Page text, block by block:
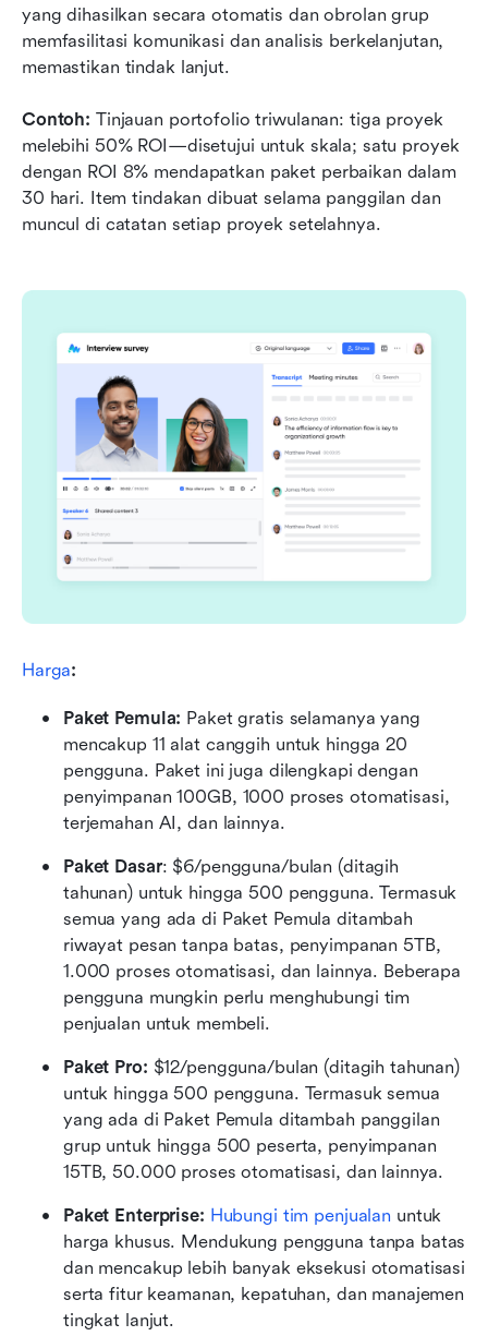
yang dihasilkan secara otomatis dan obrolan grup
memfasilitasi komunikasi dan analisis berkelanjutan,
memastikan tindak lanjut.
Contoh: Tinjauan portofolio triwulanan: tiga proyek
melebihi 50% ROI—disetujui untuk skala; satu proyek
dengan ROI 8% mendapatkan paket perbaikan dalam
30 hari. Item tindakan dibuat selama panggilan dan
muncul di catatan setiap proyek setelahnya.
Harga:
Paket Pemula: Paket gratis selamanya yang
mencakup 11 alat canggih untuk hingga 20
pengguna. Paket ini juga dilengkapi dengan
penyimpanan 100GB, 1000 proses otomatisasi,
terjemahan AI, dan lainnya.
Paket Dasar: $6/pengguna/bulan (ditagih
tahunan) untuk hingga 500 pengguna. Termasuk
semua yang ada di Paket Pemula ditambah
riwayat pesan tanpa batas, penyimpanan 5TB,
1.000 proses otomatisasi, dan lainnya. Beberapa
pengguna mungkin perlu menghubungi tim
penjualan untuk membeli.
Paket Pro: $12/pengguna/bulan (ditagih tahunan)
untuk hingga 500 pengguna. Termasuk semua
yang ada di Paket Pemula ditambah panggilan
grup untuk hingga 500 peserta, penyimpanan
15TB, 50.000 proses otomatisasi, dan lainnya.
Paket Enterprise: Hubungi tim penjualan untuk
harga khusus. Mendukung pengguna tanpa batas
dan mencakup lebih banyak eksekusi otomatisasi
serta fitur keamanan, kepatuhan, dan manajemen
tingkat lanjut.